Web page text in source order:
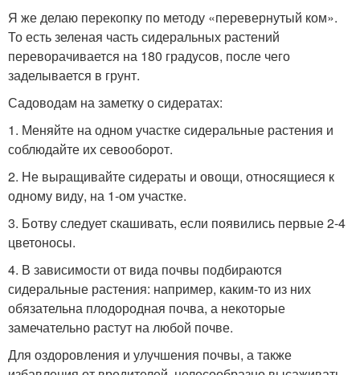
Я же делаю перекопку по методу «перевернутый ком».
То есть зеленая часть сидеральных растений
переворачивается на 180 градусов, после чего
заделывается в грунт.
Садоводам на заметку о сидератах:
1. Меняйте на одном участке сидеральные растения и
соблюдайте их севооборот.
2. Не выращивайте сидераты и овощи, относящиеся к
одному виду, на 1-ом участке.
3. Ботву следует скашивать, если появились первые 2-4
цветоносы.
4. В зависимости от вида почвы подбираются
сидеральные растения: например, каким-то из них
обязательна плодородная почва, а некоторые
замечательно растут на любой почве.
Для оздоровления и улучшения почвы, а также